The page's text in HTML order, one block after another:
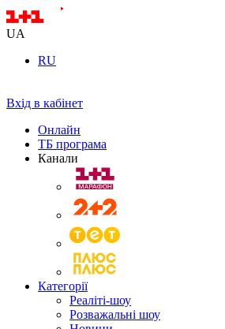
UA
RU
Вхід в кабінет
Онлайн
ТБ програма
Канали
Категорії
Реаліті-шоу
Розважальні шоу